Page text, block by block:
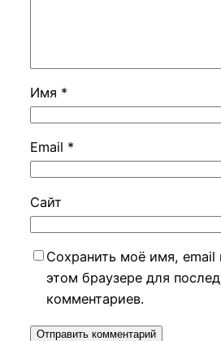
Имя *
Email *
Сайт
Сохранить моё имя, email
этом браузере для
комментариев.